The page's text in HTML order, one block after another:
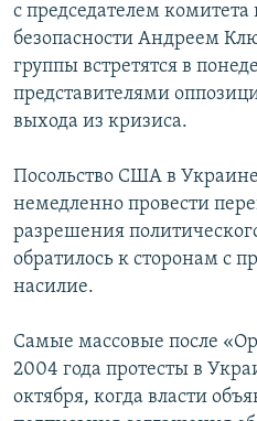
с председателем
безопасности Андреем
группы встретятся в
представителями
выхода из кризиса.
Посольство США в
немедленно провести
разрешения
обратилось к сторонам с
насилие.
Самые массовые после
2004 года протесты в
октября, когда власти